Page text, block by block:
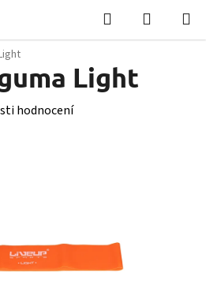
Hledat
KOŠÍK
Light
hodnocení